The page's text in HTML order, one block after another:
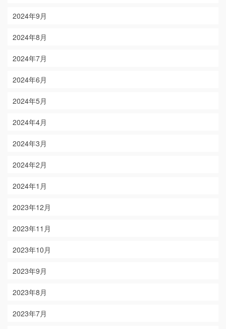
2024年9月
2024年8月
2024年7月
2024年6月
2024年5月
2024年4月
2024年3月
2024年2月
2024年1月
2023年12月
2023年11月
2023年10月
2023年9月
2023年8月
2023年7月